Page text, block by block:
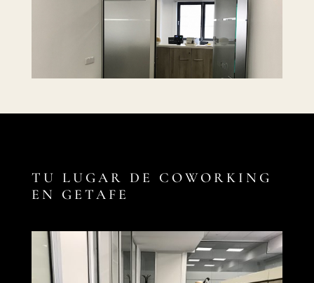
TU LUGAR DE COWORKING
EN GETAFE